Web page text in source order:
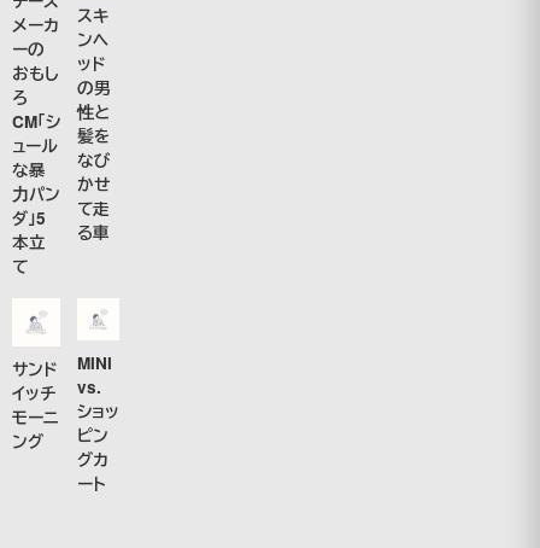
メーカ
ーの
おもし
ろ
CM「シ
ュール
な暴
力パン
ダ」5
本立
て
スキ
ンヘ
ッド
の男
性と
髪を
なび
かせ
て走
る車
サンド
イッチ
モーニ
ング
MINI
vs.
ショッ
ピン
グカ
ート